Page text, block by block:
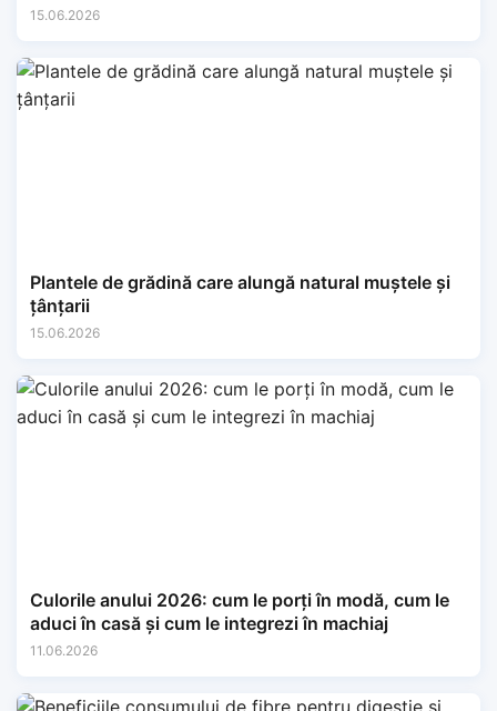
15.06.2026
Plantele de grădină care alungă natural muștele și
țânțarii
15.06.2026
Culorile anului 2026: cum le porți în modă, cum le
aduci în casă și cum le integrezi în machiaj
11.06.2026